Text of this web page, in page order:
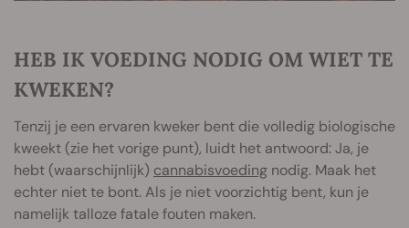
HEB IK VOEDING NODIG OM WIET TE
KWEKEN?
Tenzij je een ervaren kweker bent die volledig biologische
kweekt (zie het vorige punt), luidt het antwoord: Ja, je
hebt (waarschijnlijk) cannabisvoeding nodig. Maak het
echter niet te bont. Als je niet voorzichtig bent, kun je
namelijk talloze fatale fouten maken.